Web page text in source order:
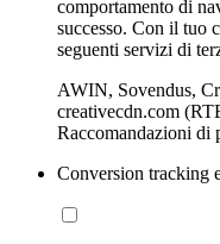
comportamento di
successo. Con il tuo
seguenti servizi di
AWIN, Sovendus,
creativecdn.com
Raccomandazioni di
Conversion tracking